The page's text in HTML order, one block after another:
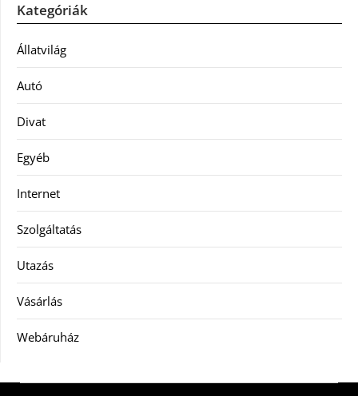
Kategóriák
Állatvilág
Autó
Divat
Egyéb
Internet
Szolgáltatás
Utazás
Vásárlás
Webáruház